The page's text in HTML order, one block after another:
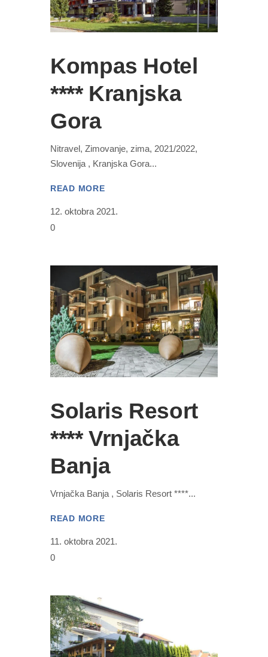
Kompas Hotel
**** Kranjska
Gora
Nitravel, Zimovanje, zima, 2021/2022,
Slovenija , Kranjska Gora
READ MORE
12. oktobra 2021.
0
Solaris Resort
**** Vrnjačka
Banja
Vrnjačka Banja , Solaris Resort ****
READ MORE
11. oktobra 2021.
0